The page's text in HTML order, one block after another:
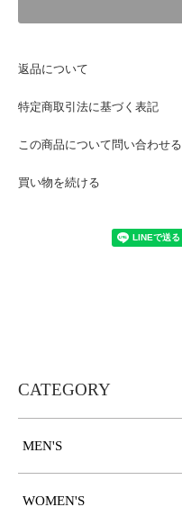
返品について
特定商取引法に基づく表記
この商品について問い合わせる
買い物を続ける
CATEGORY
MEN'S
WOMEN'S